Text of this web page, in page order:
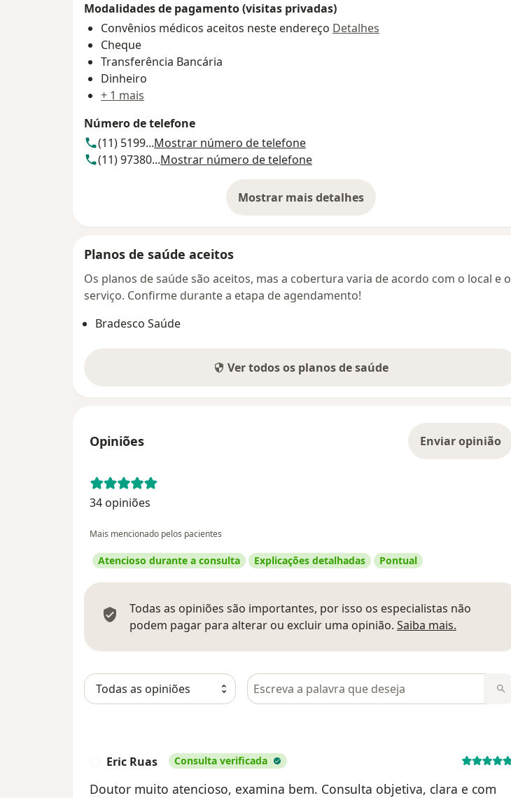
Modalidades de pagamento (visitas privadas)
Convênios médicos aceitos neste endereço Detalhes
Cheque
Transferência Bancária
Dinheiro
+ 1 mais
Número de telefone
(11) 5199...Mostrar número de telefone
(11) 97380...Mostrar número de telefone
Mostrar mais detalhes
sobre o endereço
Planos de saúde aceitos
Os planos de saúde são aceitos, mas a cobertura varia de acordo com o local e o
serviço. Confirme durante a etapa de agendamento!
Bradesco Saúde
Ver todos os planos de saúde
Opiniões Enviar opinião
34 opiniões
Mais mencionado pelos pacientes
Atencioso durante a consulta Explicações detalhadas Pontual
Todas as opiniões são importantes, por isso os especialistas não
podem pagar para alterar ou excluir uma opinião. Saiba mais.
Pesquisar em opiniões
Eric Ruas Consulta verificada
Doutor muito atencioso, examina bem. Consulta objetiva, clara e com